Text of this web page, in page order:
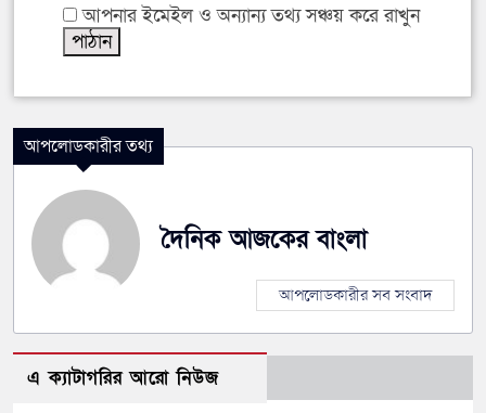
আপনার ইমেইল ও অন্যান্য তথ্য সঞ্চয় করে রাখুন
আপলোডকারীর তথ্য
দৈনিক আজকের বাংলা
আপলোডকারীর সব সংবাদ
এ ক্যাটাগরির আরো নিউজ